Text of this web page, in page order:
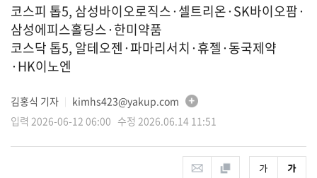
코스피 톱5, 삼성바이오로직스·셀트리온·SK바이오팜·
삼성에피스홀딩스·한미약품
코스닥 톱5, 알테오젠·파마리서치·휴젤·동국제약
·HK이노엔
김홍식 기자
kimhs423@yakup.com
입력 2026-06-12 06:00 수정 2026.06.14 11:51